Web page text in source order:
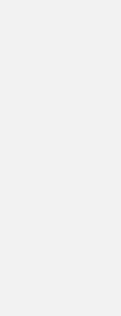
Anlagen ausreichend Strom,
tragfähig wird. „Die
ist ein großer Vorteil für
Leiter
Blick auf die Optimierer. „In
Flächen hätten wir ohne
annähernd die
produziert wird.“
steht zum Download
TDC plant. Denn der
immer weiter. So plant das
und auch
beendeten Projekts ist, dass
als auch vertikal beweglich
von Solarzellen“,
TDC. „Die Schüsseln
und optimieren so die